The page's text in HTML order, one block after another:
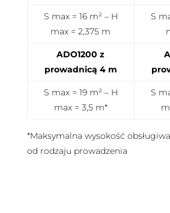
S max = 16 m² – H
max = 2,375 m
S
ADO1200 z
prowadnicą 4 m
S max = 19 m² – H
max = 3,5 m*
S
*Maksymalna wysokość
od rodzaju prowadzenia